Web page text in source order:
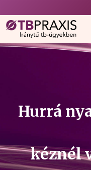
Hurrá
kéznél